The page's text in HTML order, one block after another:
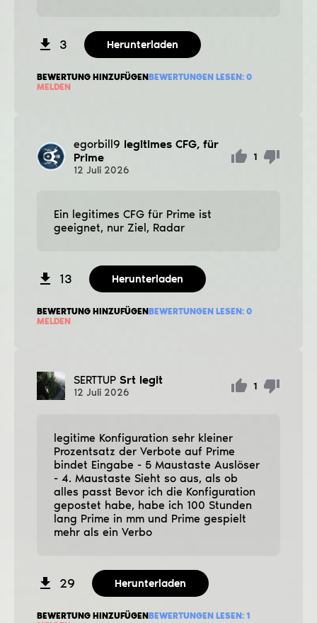
3 Herunterladen
BEWERTUNG HINZUFÜGENBEWERTUNGEN LESEN: 0
MELDEN
egorbill9 legitimes CFG, für
Prime
12 Juli 2026
1
Ein legitimes CFG für Prime ist
geeignet, nur Ziel, Radar
13 Herunterladen
BEWERTUNG HINZUFÜGENBEWERTUNGEN LESEN: 0
MELDEN
SERTTUP Srt legit
12 Juli 2026
1
legitime Konfiguration sehr kleiner
Prozentsatz der Verbote auf Prime
bindet Eingabe - 5 Maustaste Auslöser
- 4. Maustaste Sieht so aus, als ob
alles passt Bevor ich die Konfiguration
gepostet habe, habe ich 100 Stunden
lang Prime in mm und Prime gespielt
mehr als ein Verbo
29 Herunterladen
BEWERTUNG HINZUFÜGENBEWERTUNGEN LESEN: 1